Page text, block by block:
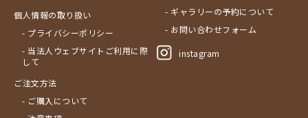
個人情報の取り扱い
- プライバシーポリシー
- 当法人ウェブサイトご利用に際
して
ご注文方法
- ご購入について
- ギャラリーの予約について
- お問い合わせフォーム
instagram